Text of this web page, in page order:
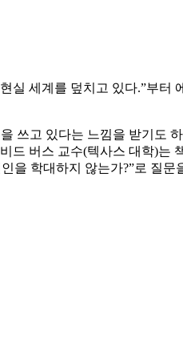
세계를 덮치고 있다.”부
쓰고 있다는 느낌을 받기도
버스 교수(텍사스 대학)는
을 학대하지 않는가?”로 질문